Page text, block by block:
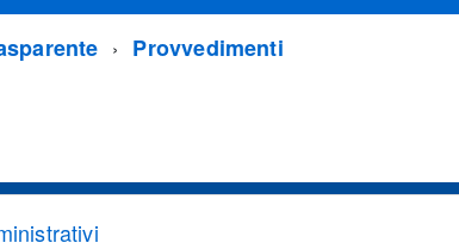
Provvedimenti